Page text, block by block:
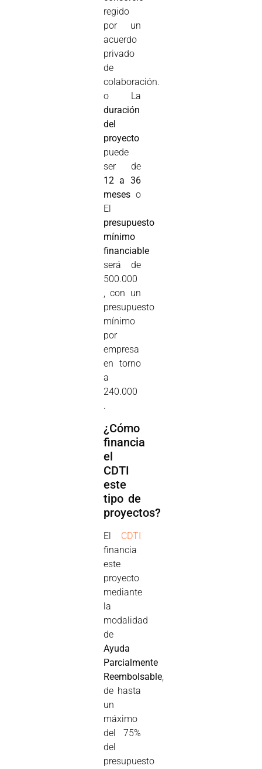
regido
por un
acuerdo
privado
de
colaboración.
o La
duración
del
proyecto
puede
ser de
12 a 36
meses o
El
presupuesto
mínimo
financiable
será de
500.000
, con un
presupuesto
mínimo
por
empresa
en torno
a
240.000
.
¿Cómo
financia
el
CDTI
este
tipo de
proyectos?
El CDTI
financia
este
proyecto
mediante
la
modalidad
de
Ayuda
Parcialmente
Reembolsable,
de hasta
un
máximo
del 75%
del
presupuesto